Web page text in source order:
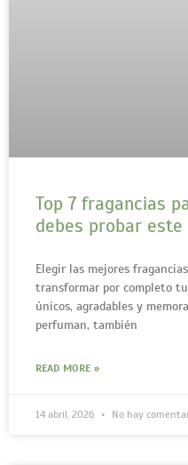
Top 7 fragancias
debes probar este
Elegir las mejores
transformar por completo
únicos, agradables y
perfuman, también
READ MORE »
14 abril, 2026 No hay